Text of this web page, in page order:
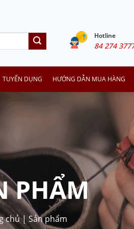
Hotline
84 274
TUYỂN DỤNG HƯỚNG DẪN MUA HÀNG
PHẨM
chủ| Sản phẩm